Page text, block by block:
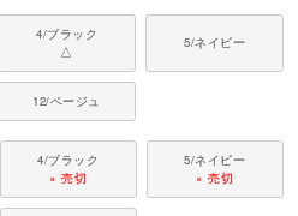
4/ブラック
△
5/ネイビー
12/ベージュ
4/ブラック
× 売切
5/ネイビー
× 売切